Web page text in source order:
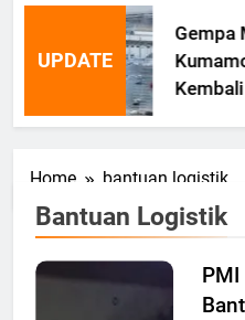
UPDATE
Gempa
Kembali
Gempa
Home bantuan logistik
Bantuan Logistik
Tim PMI
melakukan